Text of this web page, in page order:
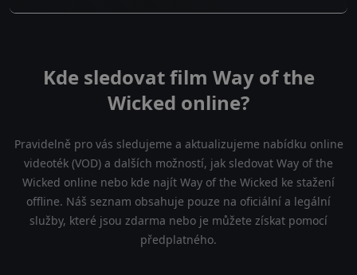
Kde sledovat film Way of the
Wicked online?
Pravidelně pro vás sledujeme a aktualizujeme nabídku online
videoték (VOD) a dalších možností, jak sledovat Way of the
Wicked online nebo kde najít Way of the Wicked ke stažení
offline. Náš seznam obsahuje pouze na oficiální a legální
služby, které jsou zdarma nebo je můžete získat pomocí
předplatného.